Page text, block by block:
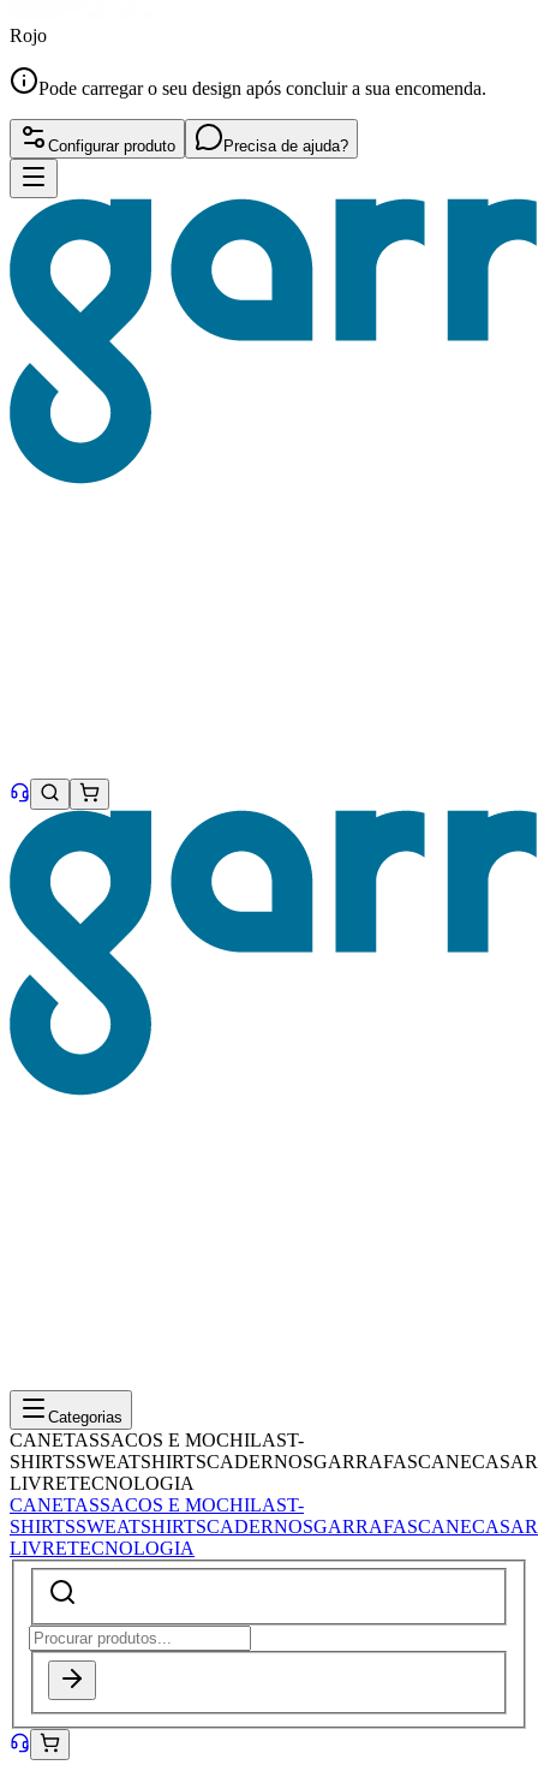
Rojo
Pode carregar o seu design após concluir a sua encomenda.
Configurar produto Precisa de ajuda?
Categorias
CANETASSACOS E MOCHILAST-
SHIRTSSWEATSHIRTSCADERNOSGARRAFASCANECASAR
LIVRETECNOLOGIA
CANETASSACOS E MOCHILAST-
SHIRTSSWEATSHIRTSCADERNOSGARRAFASCANECASAR
LIVRETECNOLOGIA